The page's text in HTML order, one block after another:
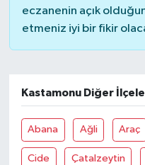
eczanenin açık
etmeniz iyi bir fikir
Kastamonu Diğer
Abana Ağli Araç
Cide Çatalzeytin